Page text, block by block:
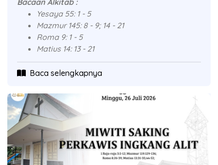
Bacaan Alkitab :
Yesaya 55: 1 - 5
Mazmur 145: 8 - 9; 14 - 21
Roma 9: 1 - 5
Matius 14: 13 - 21
Baca selengkapnya